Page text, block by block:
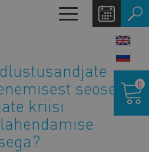
Toggle
navigation
seoses
kriisi
0